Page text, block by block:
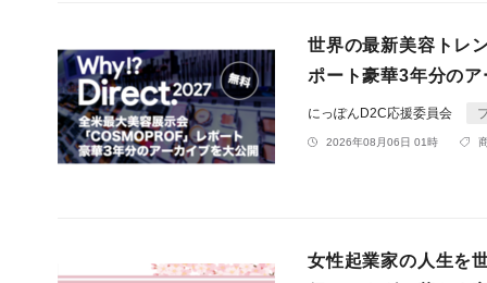
世界の最新美容トレ
ポート豪華3年分の
にっぽんD2C応援委員会
2026年08月06日 01時
女性起業家の人生を